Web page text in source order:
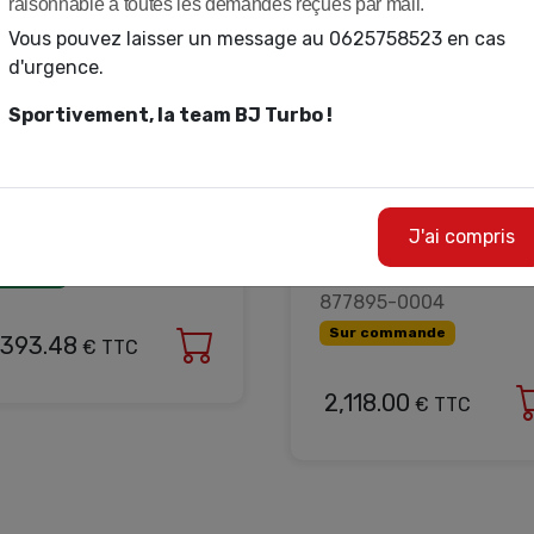
- SUPER CORE -
€ TTC
BEARING - TURBO
ASSEMBLY KIT V-BAND
V-BAND 0.92 A/R
WASTEGATE - G25-
877895-0004
Sur commande
2,118.00 € TTC
Vous pouvez laisser un message au 0625758523 en cas
d'urgence.
Sportivement, la team BJ Turbo !
J'ai compris